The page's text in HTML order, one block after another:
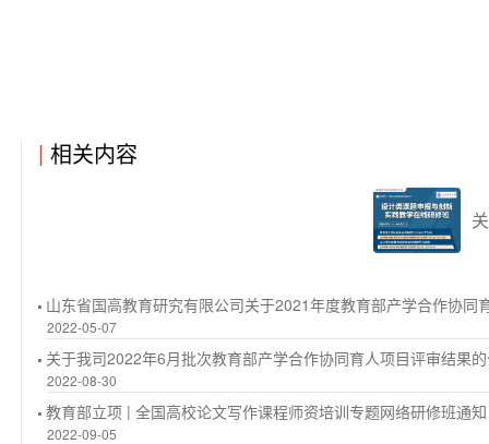
| 相关内容
山东省国高教育研究有限公司关于2021年度教育部产学合作协同
2022-05-07
关于我司2022年6月批次教育部产学合作协同育人项目评审结果
2022-08-30
教育部立项 | 全国高校论文写作课程师资培训专题网络研修班通知
2022-09-05